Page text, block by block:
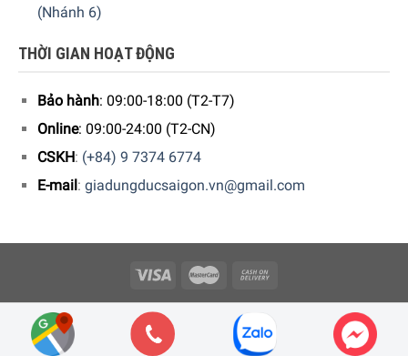
như đũa, thìa, muôi,… lên bề mặt này trong quá trình
Sản phẩm được sản xuất theo 2 phiên bản, cho phép người
(Nhánh 6)
THỜI GIAN HOẠT ĐỘNG
Bảo hành: 09:00-18:00 (T2-T7)
Online: 09:00-24:00 (T2-CN)
CSKH: (+84) 9 7374 6774
E-mail : giadungducsaigon.vn@gmail.com
Copyright 2026 © Công ty Cổ phần Minh Housewares - ĐKKD số
0109512447